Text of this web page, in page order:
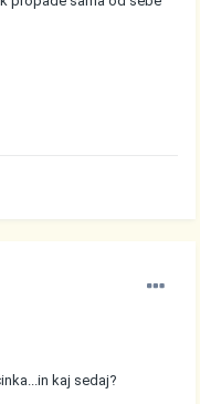
kaj sedaj?